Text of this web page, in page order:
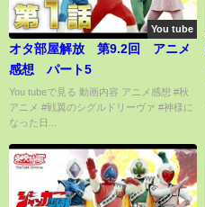
You tube
オタ部屋解放 第9.2回 アニメ
感想 パート5
You tubeで見る 動画内容 アニメ感想 #秋
アニメ #戦翼のシグルドリーヴァ #神様に
なった日...